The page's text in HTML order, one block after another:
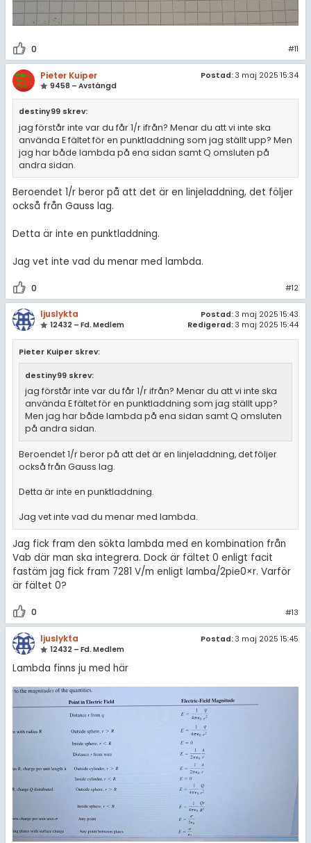
0 #11
Pieter Kuiper
9458 – Avstängd
Postad: 3 maj 2025 15:34
destiny99 skrev:
jag förstår inte var du får 1/r ifrån? Menar du att vi inte ska
använda E fältet för en punktladdning som jag ställt upp? Men
jag har både lambda på ena sidan samt Q omsluten på
andra sidan.
Beroendet 1/r beror på att det är en linjeladdning, det följer
också från Gauss lag.
Detta är inte en punktladdning.
Jag vet inte vad du menar med lambda.
0 #12
ljuslykta
12432 – Fd. Medlem
Postad: 3 maj 2025 15:43
Redigerad: 3 maj 2025 15:44
Pieter Kuiper skrev:
destiny99 skrev:
jag förstår inte var du får 1/r ifrån? Menar du att vi inte ska
använda E fältet för en punktladdning som jag ställt upp?
Men jag har både lambda på ena sidan samt Q omsluten
på andra sidan.
Beroendet 1/r beror på att det är en linjeladdning, det följer
också från Gauss lag.
Detta är inte en punktladdning.
Jag vet inte vad du menar med lambda.
Jag fick fram den sökta lambda med en kombination från
Vab där man ska integrera. Dock är fältet 0 enligt facit
fastäm jag fick fram 7281 V/m enligt lamba/2pie0×r. Varför
är fältet 0?
0 #13
ljuslykta
12432 – Fd. Medlem
Postad: 3 maj 2025 15:45
Lambda finns ju med här